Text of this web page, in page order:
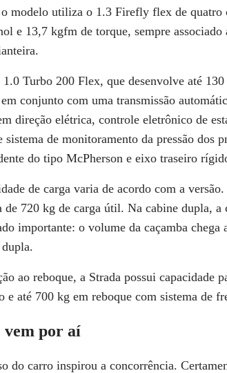
o modelo utiliza o 1.3 Firefly flex de quatro
e 13,7 kgfm de torque, sempre
Turbo 200 Flex, que desenvolve até
conjunto com uma transmissão
direção elétrica, controle eletrônico de
sistema de monitoramento da pressão dos
do tipo McPherson e eixo traseiro
de carga varia de acordo com a
de 720 kg de carga útil. Na cabine dupla,
importante: o volume da caçamba
ao reboque, a Strada possui capacidade
e até 700 kg em reboque com sistema de
vem por aí
do carro inspirou a concorrência.